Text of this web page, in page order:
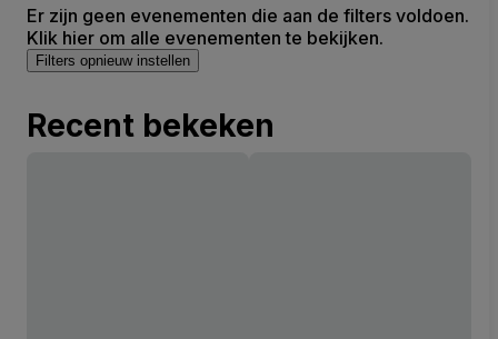
Er zijn geen evenementen die aan de filters voldoen.
Klik hier om alle evenementen te bekijken.
Filters opnieuw instellen
Recent bekeken